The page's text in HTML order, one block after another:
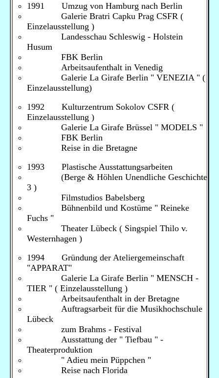
1991 Umzug von Hamburg nach Berlin
Galerie Bratri Capku Prag CSFR (
Einzelausstellung )
Landesschau Schleswig - Holstein
Husum
FBK Berlin
Arbeitsaufenthalt in Venedig
Galerie La Girafe Berlin " VENEZIA " (
Einzelausstellung)
1992 Kulturzentrum Sokolov CSFR (
Einzelausstellung )
Galerie La Girafe Brüssel " MODELS "
FBK Berlin
Reise in die Bretagne
1993 Plastische Ausstattungsarbeiten
(Berge & Höhlen Unendliche Geschichte
3 )
Filmstudios Babelsberg
Bühnenbild und Kostüme " Reineke
Fuchs "
Theater Lübeck ( Singspiel Thilo v.
Westernhagen )
1994 Gründung der Ateliergemeinschaft
"APPARAT"
Galerie La Girafe Berlin " MENSCH -
TIER " ( Einzelausstellung )
Arbeitsaufenthalt in der Bretagne
Auftragsarbeit für die Musikhochschule
Lübeck
zum Brahms - Festival
Ausstattung der " Tiefbau " -
Theaterproduktion
" Adieu mein Püppchen "
Reise nach Florida